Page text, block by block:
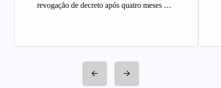
revogação de decreto após quatro meses A